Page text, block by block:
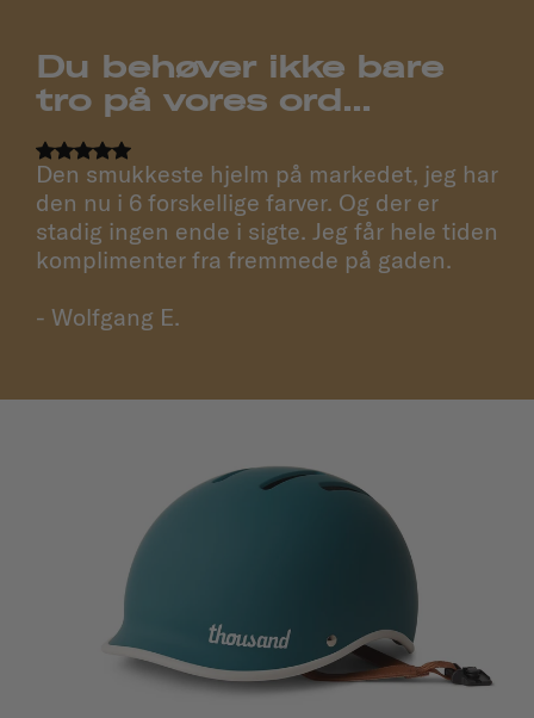
Du behøver ikke bare
tro på vores ord...
Den smukkeste hjelm på markedet, jeg har
den nu i 6 forskellige farver. Og der er
stadig ingen ende i sigte. Jeg får hele tiden
komplimenter fra fremmede på gaden.
- Wolfgang E.